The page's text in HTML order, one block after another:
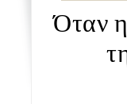
Όταν